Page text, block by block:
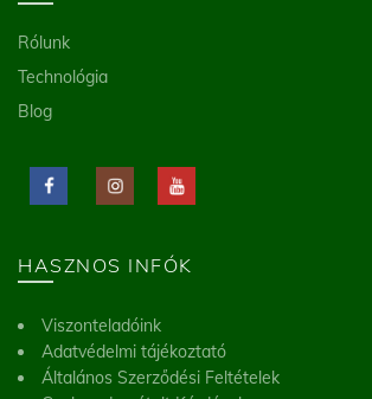
Rólunk
Technológia
Blog
HASZNOS INFÓK
Viszonteladóink
Adatvédelmi tájékoztató
Általános Szerződési Feltételek